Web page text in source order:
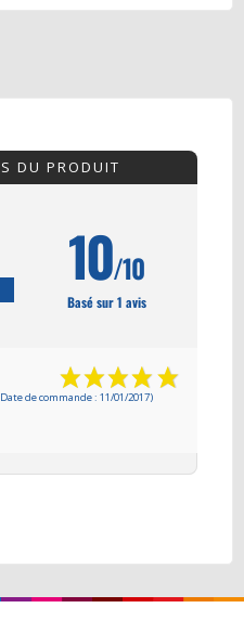
DU PRODUIT
10/10
Basé sur 1 avis
de commande : 11/01/2017)